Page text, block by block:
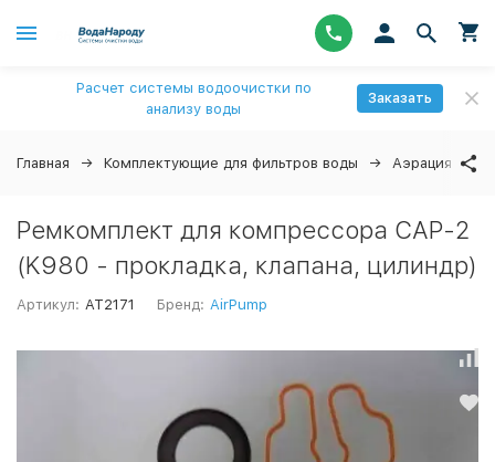
Расчет системы водоочистки по
анализу воды
Заказать
Главная Комплектующие для фильтров воды Аэрация
Ремкомплект для компрессора CAP-2
(K980 - прокладка, клапана, цилиндр)
Артикул: AT2171 Бренд: AirPump